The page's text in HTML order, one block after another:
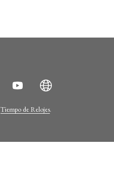
Tiempo de Relojes.